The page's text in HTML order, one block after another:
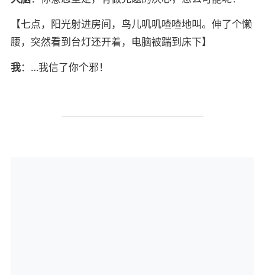
【七点，阳光射进房间，鸟儿叽叽喳喳地叫。伸了个懒
腰，突然看到台灯还开着，电脑被踹到床下】
我：…我信了你个邪！